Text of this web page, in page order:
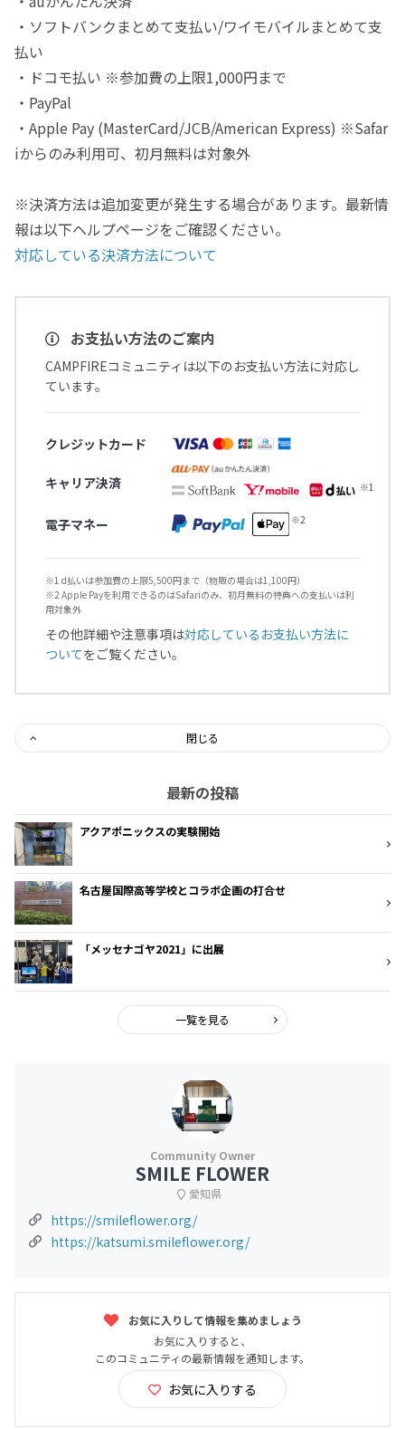
・ソフトバンクまとめて支払い/ワイモバイルまとめて支
払い
・ドコモ払い ※参加費の上限1,000円まで
・PayPal
・Apple Pay (MasterCard/JCB/American Express) ※Safar
iからのみ利用可、初月無料は対象外
※決済方法は追加変更が発生する場合があります。最新情
報は以下ヘルプページをご確認ください。
対応している決済方法について
お支払い方法のご案内
CAMPFIREコミュニティは以下のお支払い方法に対応し
ています。
クレジットカード
キャリア決済
電子マネー
※1 d払いは参加費の上限5,500円まで（物販の場合は1,100円）
※2 Apple Payを利用できるのはSafariのみ、初月無料の特典への支払いは利
用対象外
その他詳細や注意事項は対応しているお支払い方法に
ついてをご覧ください。
閉じる
最新の投稿
アクアポニックスの実験開始
名古屋国際高等学校とコラボ企画の打合せ
「メッセナゴヤ2021」に出展
一覧を見る
SMILE FLOWER
愛知県
https://smileflower.org/
https://katsumi.smileflower.org/
お気に入りして情報を集めましょう
お気に入りすると、
このコミュニティの最新情報を通知します。
お気に入りする